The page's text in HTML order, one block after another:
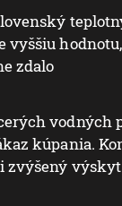
vyššiu
zdalo
vodných
kúpania.
zvýšený